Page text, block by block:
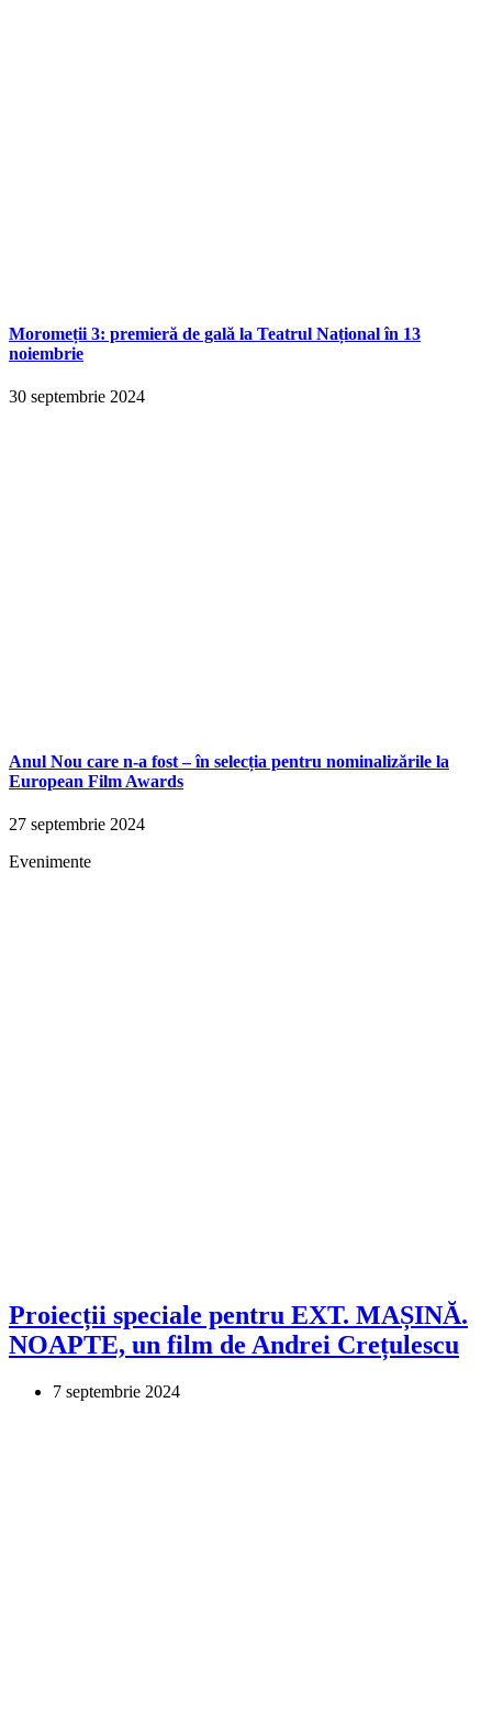
Moromeții 3: premieră de gală la Teatrul Național în 13
noiembrie
30 septembrie 2024
Anul Nou care n-a fost – în selecția pentru nominalizările la
European Film Awards
27 septembrie 2024
Evenimente
Proiecții speciale pentru EXT. MAȘINĂ.
NOAPTE, un film de Andrei Crețulescu
7 septembrie 2024